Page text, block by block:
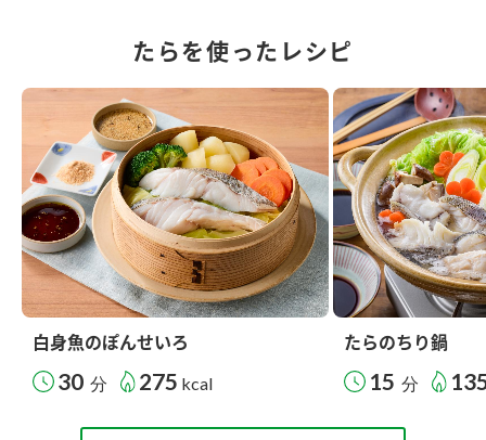
たらを使ったレシピ
白身魚のぽんせいろ
30 分 275 kcal
たらのちり鍋
15 分